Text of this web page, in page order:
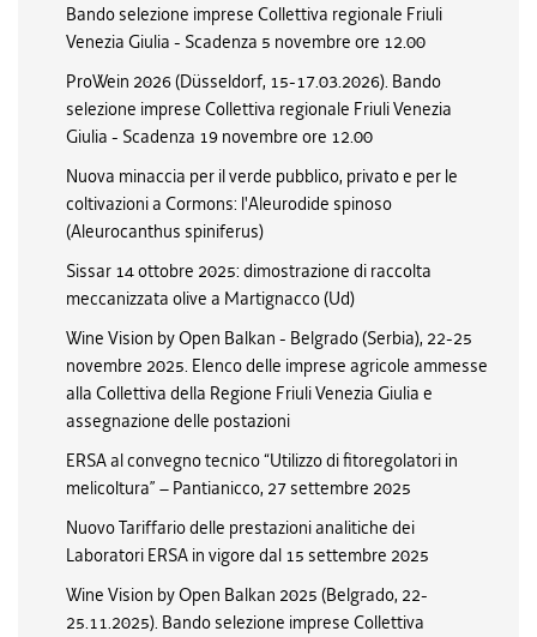
Bando selezione imprese Collettiva regionale Friuli
Venezia Giulia - Scadenza 5 novembre ore 12.00
ProWein 2026 (Düsseldorf, 15-17.03.2026). Bando
selezione imprese Collettiva regionale Friuli Venezia
Giulia - Scadenza 19 novembre ore 12.00
Nuova minaccia per il verde pubblico, privato e per le
coltivazioni a Cormons: l'Aleurodide spinoso
(Aleurocanthus spiniferus)
Sissar 14 ottobre 2025: dimostrazione di raccolta
meccanizzata olive a Martignacco (Ud)
Wine Vision by Open Balkan - Belgrado (Serbia), 22-25
novembre 2025. Elenco delle imprese agricole ammesse
alla Collettiva della Regione Friuli Venezia Giulia e
assegnazione delle postazioni
ERSA al convegno tecnico “Utilizzo di fitoregolatori in
melicoltura” – Pantianicco, 27 settembre 2025
Nuovo Tariffario delle prestazioni analitiche dei
Laboratori ERSA in vigore dal 15 settembre 2025
Wine Vision by Open Balkan 2025 (Belgrado, 22-
25.11.2025). Bando selezione imprese Collettiva